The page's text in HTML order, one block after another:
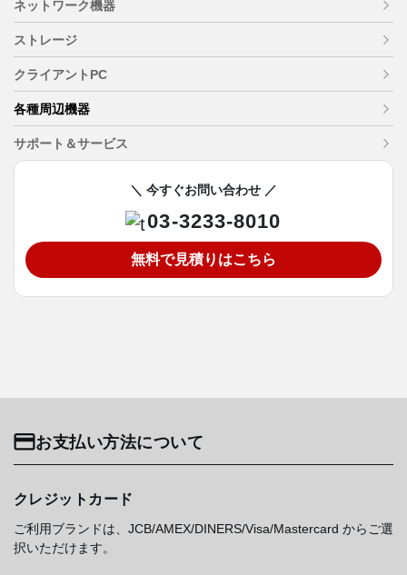
ネットワーク機器
ストレージ
クライアントPC
各種周辺機器
サポート＆サービス
＼ 今すぐお問い合わせ ／
03-3233-8010
無料で見積りはこちら
お支払い方法について
クレジットカード
ご利用ブランドは、JCB/AMEX/DINERS/Visa/Mastercard からご選
択いただけます。